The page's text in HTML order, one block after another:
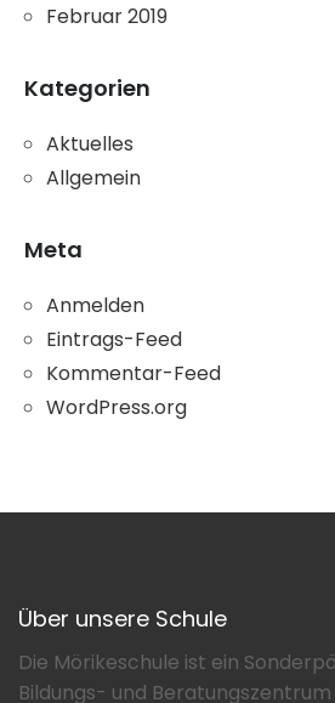
Februar 2019
Kategorien
Aktuelles
Allgemein
Meta
Anmelden
Eintrags-Feed
Kommentar-Feed
WordPress.org
Über unsere Schule
Die Mörikeschule ist ein
Bildungs- und